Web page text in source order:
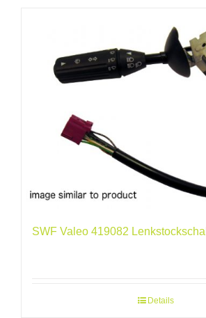
SWF Valeo 419082
Details